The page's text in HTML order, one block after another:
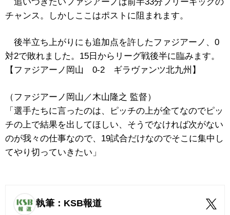
チャンス。しかしここはポストに阻まれます。
後半立ち上がりにも追加点を許したファジアーノ、0
対2で敗れました。15日からリーグ戦後半に臨みます。
【ファジアーノ岡山 0-2 ギラヴァンツ北九州】
（ファジアーノ岡山／木山隆之 監督）
「選手たちに言ったのは、ピッチの上が全てなのでピッ
チの上で結果を出してほしい、そうでなければ次がない
のが我々の仕事なので、19試合だけなのでそこに集中し
てやり切っていきたい」
執筆：KSB報道